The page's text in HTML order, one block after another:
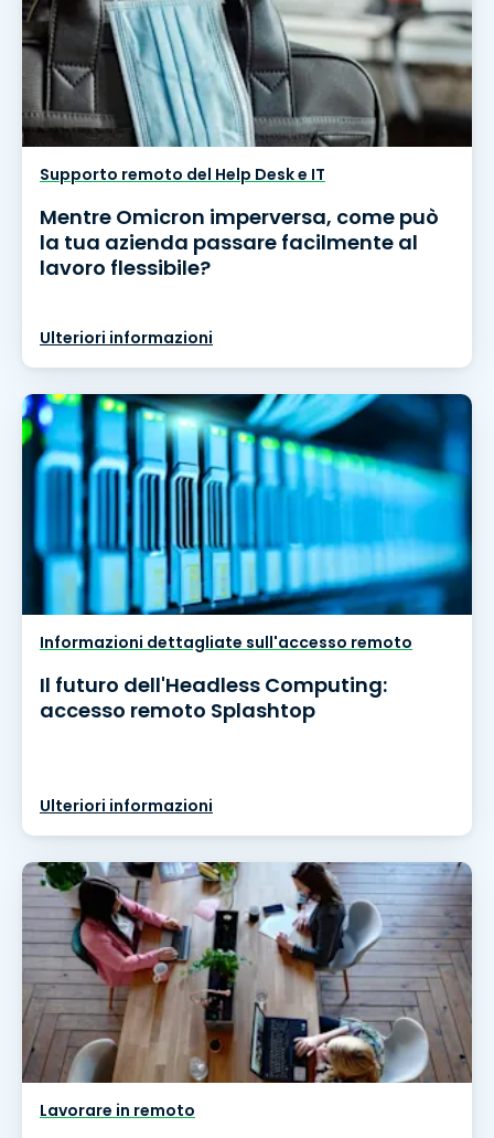
Supporto remoto del Help Desk e IT
Mentre Omicron imperversa, come può
la tua azienda passare facilmente al
lavoro flessibile?
Ulteriori informazioni
Informazioni dettagliate sull'accesso remoto
Il futuro dell'Headless Computing:
accesso remoto Splashtop
Ulteriori informazioni
Lavorare in remoto